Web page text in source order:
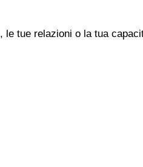
le tue relazioni o la tua